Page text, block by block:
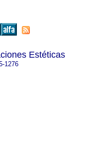
Estéticas
1276